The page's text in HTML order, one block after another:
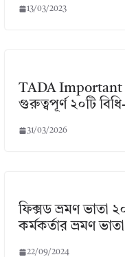
13/03/2023
TADA Important
গুরুত্বপূর্ণ ২০টি
31/03/2026
ফিক্সড ভ্রমণ ভাতা
কর্মকর্তার ভ্রমণ
22/09/2024